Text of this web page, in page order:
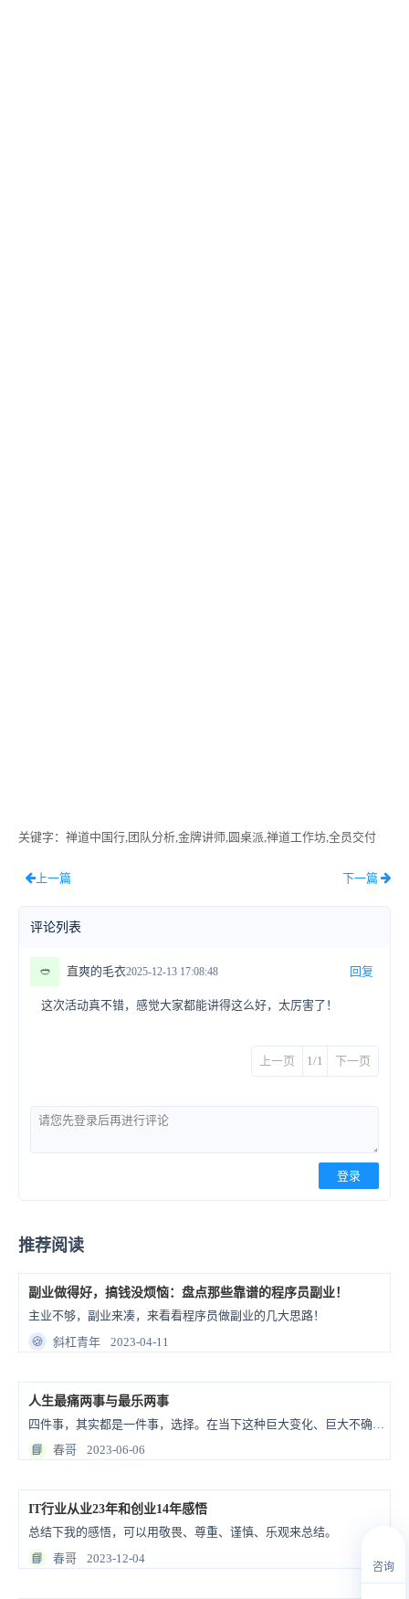
关键字 ：禅道中国行,团队分析,金牌讲师,圆桌派,禅道工作坊,全员交付
上一篇 下一篇
评论列表
🥙 直爽的毛衣2025-12-13 17:08:48 回复
这次活动真不错，感觉大家都能讲得这么好，太厉害了！
上一页 1/1 下一页
登录
推荐阅读
副业做得好，搞钱没烦恼：盘点那些靠谱的程序员副业！
主业不够，副业来凑，来看看程序员做副业的几大思路！
🍪
斜杠青年 2023-04-11
人生最痛两事与最乐两事
📘
春哥 2023-06-06
IT行业从业23年和创业14年感悟
总结下我的感悟，可以用敬畏、尊重、谨慎、乐观来总结。
📘
春哥 2023-12-04
咨询